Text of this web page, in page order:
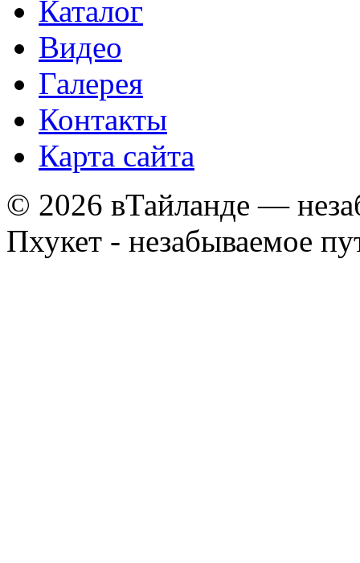
Каталог
Видео
Галерея
Контакты
Карта сайта
© 2026 вТайланде —
Пхукет - незабываемое